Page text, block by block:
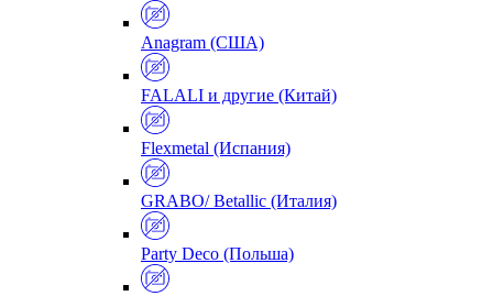
Anagram (США)
FALALI и другие (Китай)
Flexmetal (Испания)
GRABO/ Betallic (Италия)
Party Deco (Польша)